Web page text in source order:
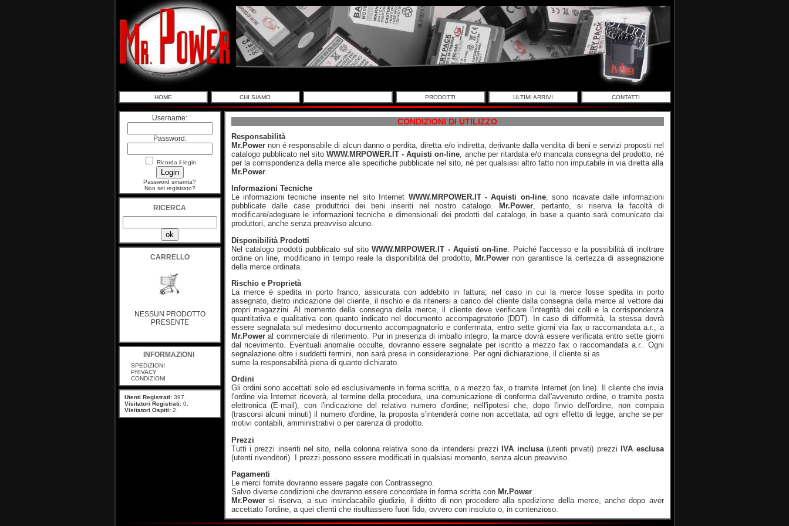
HOME CHI SIAMO PRODOTTI ULTIMI ARRIVI CONTATTI
Username:
Password:
Ricorda il login
Password smarrita?
Non sei registrato?
RICERCA
CARRELLO
NESSUN PRODOTTO
PRESENTE
INFORMAZIONI
SPEDIZIONI
PRIVACY
CONDIZIONI
Utenti Registrati:397.
Visitatori Registrati:0.
Visitatori Ospiti:2.
CONDIZIONI DI UTILIZZO
Responsabilità
Mr.Powernon é responsabile di alcun danno o perdita, diretta e/o indiretta, derivante dalla vendita di beni e servizi proposti nel
catalogo pubblicato nel sito WWW.MRPOWER.IT - Aquisti on-line, anche per ritardata e/o mancata consegna del prodotto, né
per la corrispondenza della merce alle specifiche pubblicate nel sito, né per qualsiasi altro fatto non imputabile in via diretta alla
Mr.Power.
Informazioni Tecniche
Le informazioni tecniche inserite nel sito Internet WWW.MRPOWER.IT - Aquisti on-line, sono ricavate dalle informazioni
pubblicate dalle case produttrici dei beni inseriti nel nostro catalogo.
Mr.Power, pertanto, si riserva la facoltà di
modificare/adeguare le informazioni tecniche e dimensionali dei prodotti del catalogo, in base a quanto sarà comunicato dai
produttori, anche senza preavviso alcuno.
Disponibilità Prodotti
Nel catalogo prodotti pubblicato sul sitoWWW.MRPOWER.IT - Aquisti on-line . Poiché l'accesso e la possibilità di inoltrare
ordine on line, modificano in tempo reale la disponibilità del prodotto,Mr.Power non garantisce la certezza di assegnazione
della merce ordinata.
Rischio e Proprietà
La merce é spedita in porto franco, assicurata con addebito in fattura; nel caso in cui la merce fosse spedita in porto
assegnato, dietro indicazione del cliente, il rischio e da ritenersi a carico del cliente dalla consegna della merce al vettore dai
propri magazzini. Al momento della consegna della merce, il cliente deve verificare l'integrità dei colli e la corrispondenza
quantitativa e qualitativa con quanto indicato nel documento accompagnatorio (DDT). In caso di difformità, la stessa dovrà
essere segnalata sul medesimo documento accompagnatorio e confermata, entro sette giorni via fax o raccomandata a.r., a
Mr.Poweral commerciale di riferimento. Pur in presenza di imballo integro, la marce dovrà essere verificata entro sette giorni
dal ricevimento. Eventuali anomalie occulte, dovranno essere segnalate per iscritto a mezzo fax o raccomandata a.r.. Ogni
segnalazione oltre i suddetti termini, non sarà presa in considerazione. Per ogni dichiarazione, il cliente si as
sume la responsabilità piena di quanto dichiarato.
Ordini
Gli ordini sono accettati solo ed esclusivamente in forma scritta, o a mezzo fax, o tramite Internet (on line). Il cliente che invia
l'ordine via Internet riceverà, al termine della procedura, una comunicazione di conferma dall'avvenuto ordine, o tramite posta
elettronica (E-mail), con l'indicazione del relativo numero d'ordine; nell'ipotesi che, dopo l'invio dell'ordine, non compaia
(trascorsi alcuni minuti) il numero d'ordine, la proposta s'intenderà come non accettata, ad ogni effetto di legge, anche se per
motivi contabili, amministrativi o per carenza di prodotto.
Prezzi
Tutti i prezzi inseriti nel sito, nella colonna relativa sono da intendersi prezziIVA inclusa(utenti privati) prezziIVA esclusa
(utenti rivenditori). I prezzi possono essere modificati in qualsiasi momento, senza alcun preavviso.
Pagamenti
Le merci fornite dovranno essere pagate con Contrassegno.
Salvo diverse condizioni che dovranno essere concordate in forma scritta con Mr.Power.
Mr.Powersi riserva, a suo insindacabile giudizio, il diritto di non procedere alla spedizione della merce, anche dopo aver
accettato l'ordine, a quei clienti che risultassero fuori fido, ovvero con insoluto o, in contenzioso.